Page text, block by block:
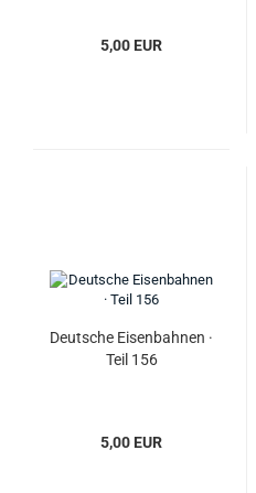
5,00 EUR
Deutsche Eisenbahnen ·
Teil 156
5,00 EUR